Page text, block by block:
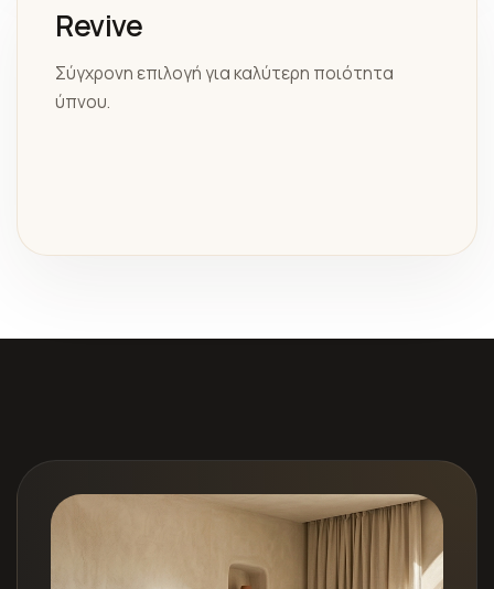
Revive
Σύγχρονη επιλογή για καλύτερη ποιότητα
ύπνου.